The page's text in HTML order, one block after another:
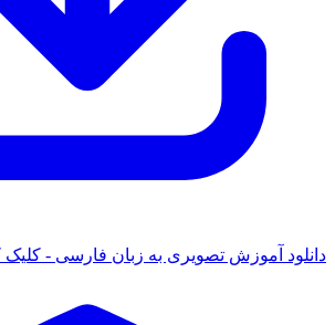
آموزش تصویری به زبان فارسی - کلیک